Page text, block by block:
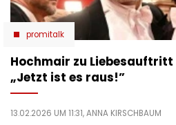
promitalk
Hochmair zu
„Jetzt ist es raus!”
13.02.2026 UM 11:31,ANNA KIRSCHBAUM